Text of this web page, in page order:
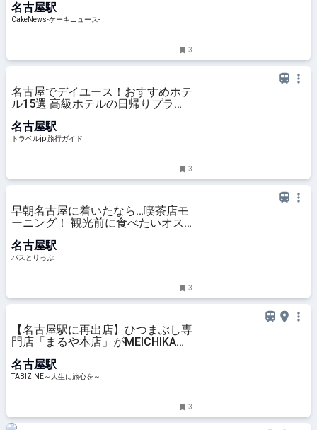
ュ・ガトー」限定登場
名古屋駅
CakeNews-ケーキニュース-
3
名古屋でデイユース！おすすめホテ
ル15選 高級ホテルの日帰りプラン
名古屋駅
トラベルjp 旅行ガイド
3
早朝名古屋に着いたなら…喫茶店モ
ーニング！ 観光前に食べたいオス
名古屋駅
バスとりっぷ
3
【名古屋駅に再出店】ひつまぶし専
門店「まるや本店」がMEICHIKAに
に旅心を～
名古屋駅
TABIZINE～人生に旅心を～
3